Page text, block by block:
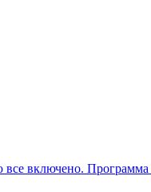
включено. Программа